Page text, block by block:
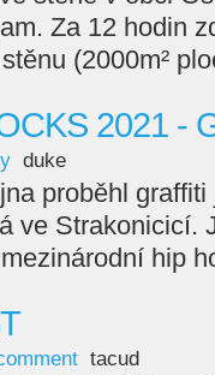
Za 12 hodin
(2000m²
2021 -
duke
proběhl
ve Strakonicicí.
hip
tacud